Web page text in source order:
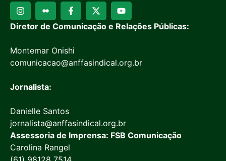
Diretor de Comunicação e Relações Públicas:
Montemar Onishi
comunicacao@anffasindical.org.br
Jornalista:
Danielle Santos
jornalista@anffasindical.org.br
Assessoria de Imprensa: FSB Comunicação
Carolina Rangel